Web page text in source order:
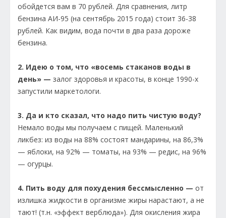
обойдется вам в 70 рублей. Для сравнения, литр
бензина АИ-95 (на сентябрь 2015 года) стоит 36-38
рублей. Как видим, вода почти в два раза дороже
бензина.
2. Идею о том, что «восемь стаканов воды в
день» — залог здоровья и красоты, в конце 1990-х
запустили маркетологи.
3. Да и кто сказал, что надо пить чистую воду?
Немало воды мы получаем с пищей. Маленький
ликбез: из воды на 88% состоят мандарины, на 86,3%
— яблоки, на 92% — томаты, на 93% — редис, на 96%
— огурцы.
4. Пить воду для похудения бессмысленно — от
излишка жидкости в организме жиры нарастают, а не
тают! (т.н. «эффект верблюда»). Для окисления жира